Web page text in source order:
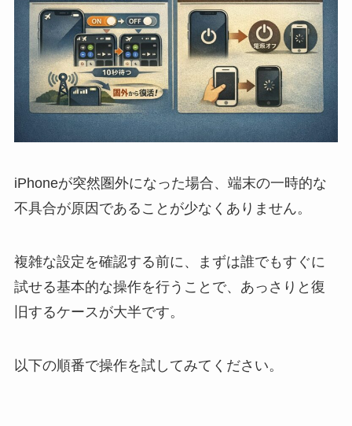
iPhoneが突然圏外になった場合、端末の一時的な
不具合が原因であることが少なくありません。
複雑な設定を確認する前に、まずは誰でもすぐに
試せる基本的な操作を行うことで、あっさりと復
旧するケースが大半です。
以下の順番で操作を試してみてください。